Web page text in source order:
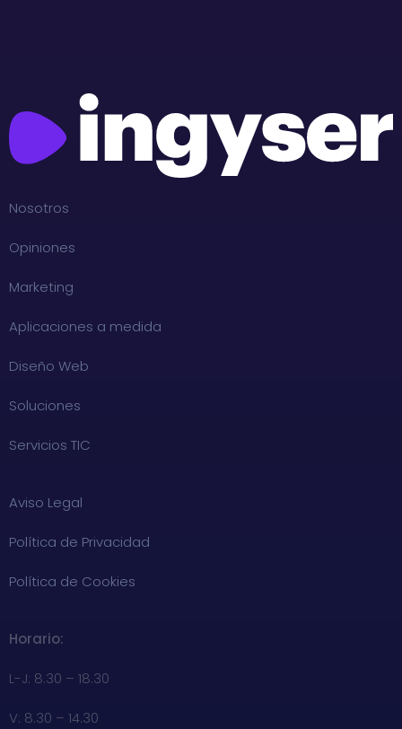
Nosotros
Opiniones
Marketing
Aplicaciones a medida
Diseño Web
Soluciones
Servicios TIC
Aviso Legal
Política de Privacidad
Política de Cookies
Horario:
L-J: 8.30 – 18.30
V: 8.30 – 14.30